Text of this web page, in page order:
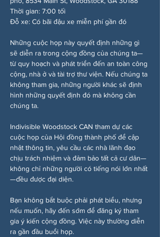
Thời gian: 7:00 tối
Đỗ xe: Có bãi đậu xe miễn phí gần đó
Những cuộc họp này quyết định những gì
sẽ diễn ra trong cộng đồng của chúng ta—
từ quy hoạch và phát triển đến an toàn công
cộng, nhà ở và tài trợ thư viện. Nếu chúng ta
không tham gia, những người khác sẽ định
hình những quyết định đó mà không cần
chúng ta.
Indivisible Woodstock CAN tham dự các
cuộc họp của Hội đồng thành phố để cập
nhật thông tin, yêu cầu các nhà lãnh đạo
chịu trách nhiệm và đảm bảo tất cả cư dân—
không chỉ những người có tiếng nói lớn nhất
—đều được đại diện.
Bạn không bắt buộc phải phát biểu, nhưng
nếu muốn, hãy đến sớm để đăng ký tham
gia ý kiến cộng đồng. Việc này thường diễn
ra gần đầu buổi họp.